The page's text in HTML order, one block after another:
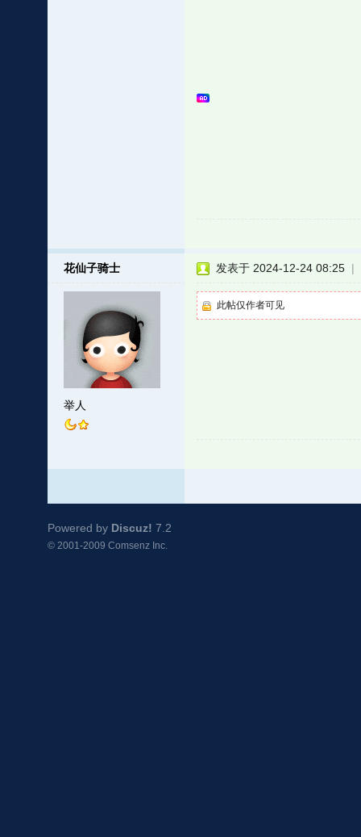
花仙子骑士
举人
发表于 2024-12-24 08:25 |
此帖仅作者可见
Powered by Discuz! 7.2
© 2001-2009 Comsenz Inc.